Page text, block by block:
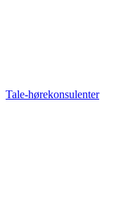
Tale-hørekonsulenter